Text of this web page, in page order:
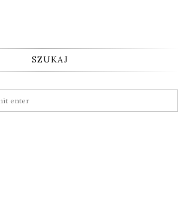
SZUKAJ